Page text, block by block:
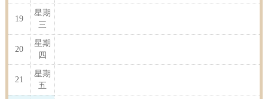
19
星期
三
20
星期
四
21
星期
五